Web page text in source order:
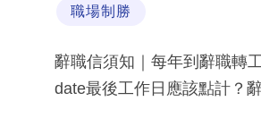
職場制勝
辭職信須知｜每年到辭職轉
date最後工作日應該點計？